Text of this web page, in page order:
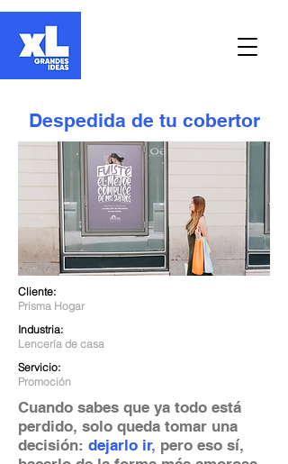
Despedida de tu cobertor
Cliente:
Prisma Hogar
Industria:
Lencería de casa
Servicio:
Promoción
Cuando sabes que ya todo está
perdido, solo queda tomar una
decisión: dejarlo ir, pero eso sí,